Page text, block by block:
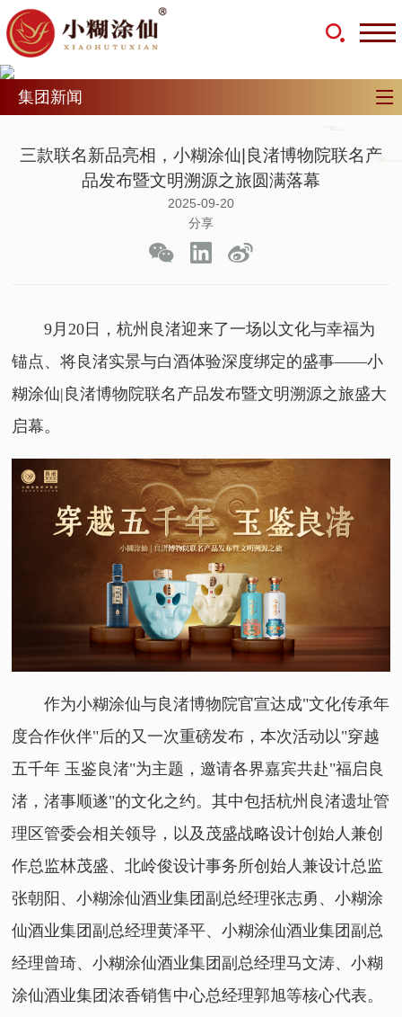
集团新闻
了解我们集团最新重要资讯
首页
集团新闻
三款联名新品亮相，小糊涂仙|良渚博物院联名产
品发布暨文明溯源之旅圆满落幕
2025-09-20
分享
9月20日，杭州良渚迎来了一场以文化与幸福为
锚点、将良渚实景与白酒体验深度绑定的盛事——小
糊涂仙|良渚博物院联名产品发布暨文明溯源之旅盛大
启幕。
作为小糊涂仙与良渚博物院官宣达成"文化传承年
度合作伙伴"后的又一次重磅发布，本次活动以"穿越
五千年 玉鉴良渚"为主题，邀请各界嘉宾共赴"福启良
渚，渚事顺遂"的文化之约。其中包括杭州良渚遗址管
理区管委会相关领导，以及茂盛战略设计创始人兼创
作总监林茂盛、北岭俊设计事务所创始人兼设计总监
张朝阳、小糊涂仙酒业集团副总经理张志勇、小糊涂
仙酒业集团副总经理黄泽平、小糊涂仙酒业集团副总
经理曾琦、小糊涂仙酒业集团副总经理马文涛、小糊
涂仙酒业集团浓香销售中心总经理郭旭等核心代表。